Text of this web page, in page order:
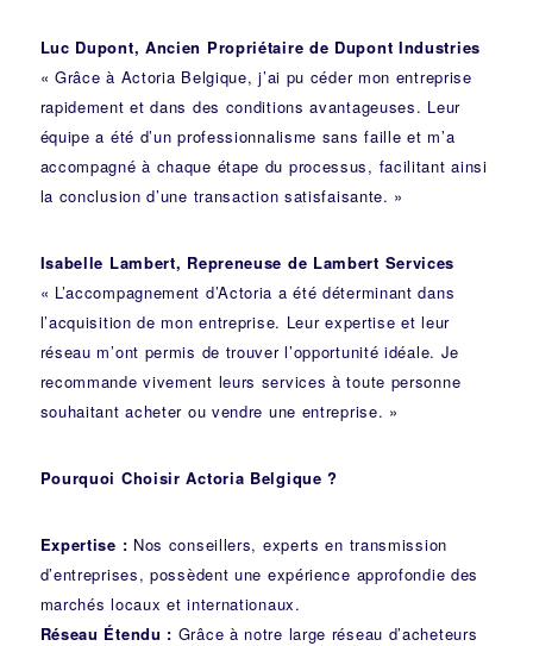
Luc Dupont, Ancien Propriétaire de Dupont Industries
« Grâce à Actoria Belgique, j’ai pu céder mon entreprise
rapidement et dans des conditions avantageuses. Leur
équipe a été d’un professionnalisme sans faille et m’a
accompagné à chaque étape du processus, facilitant ainsi
la conclusion d’une transaction satisfaisante. »
Isabelle Lambert, Repreneuse de Lambert Services
« L’accompagnement d’Actoria a été déterminant dans
l’acquisition de mon entreprise. Leur expertise et leur
réseau m’ont permis de trouver l’opportunité idéale. Je
recommande vivement leurs services à toute personne
souhaitant acheter ou vendre une entreprise. »
Pourquoi Choisir Actoria Belgique ?
Expertise : Nos conseillers, experts en transmission
d’entreprises, possèdent une expérience approfondie des
marchés locaux et internationaux.
Réseau Étendu : Grâce à notre large réseau d’acheteurs